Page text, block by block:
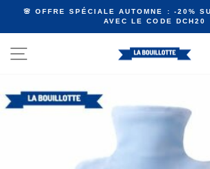
Passer
contenu
Diaporama
🌸 OFFRE SPÉCIALE AUTOMNE : -20%
AVEC LE CODE DCH20